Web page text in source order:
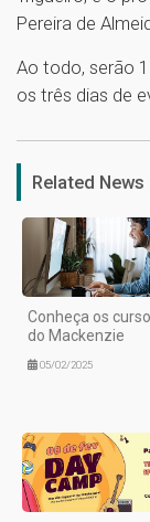
Pereira de
Ao todo, serão
os três dias de
Related News
Conheça os
do Mackenzie
05/02/2025